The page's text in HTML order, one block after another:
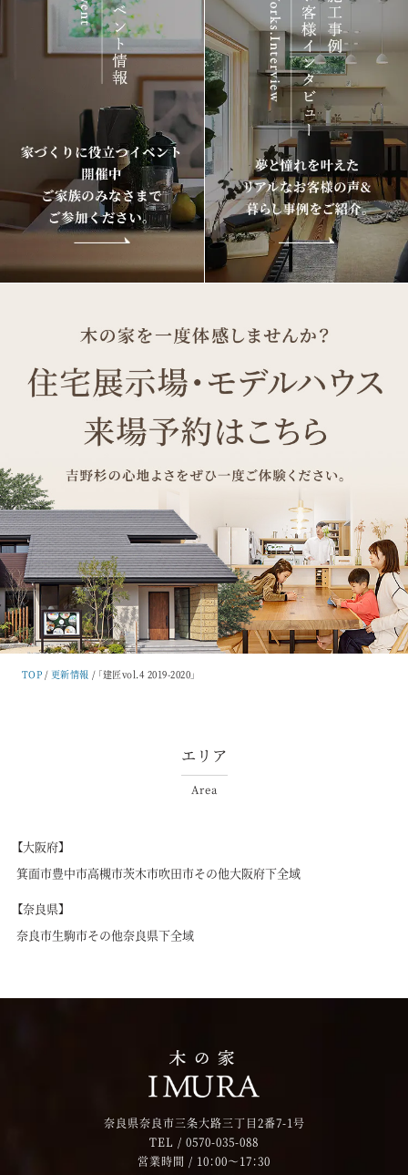
TOP 更新情報 「建匠vol.4 2019-2020」
エリア
Area
【大阪府】
箕面市豊中市高槻市茨木市吹田市その他大阪府下全域
【奈良県】
奈良市生駒市その他奈良県下全域
奈良県奈良市三条大路三丁目2番7-1号
TEL / 0570-035-088
営業時間 / 10：00～17：30